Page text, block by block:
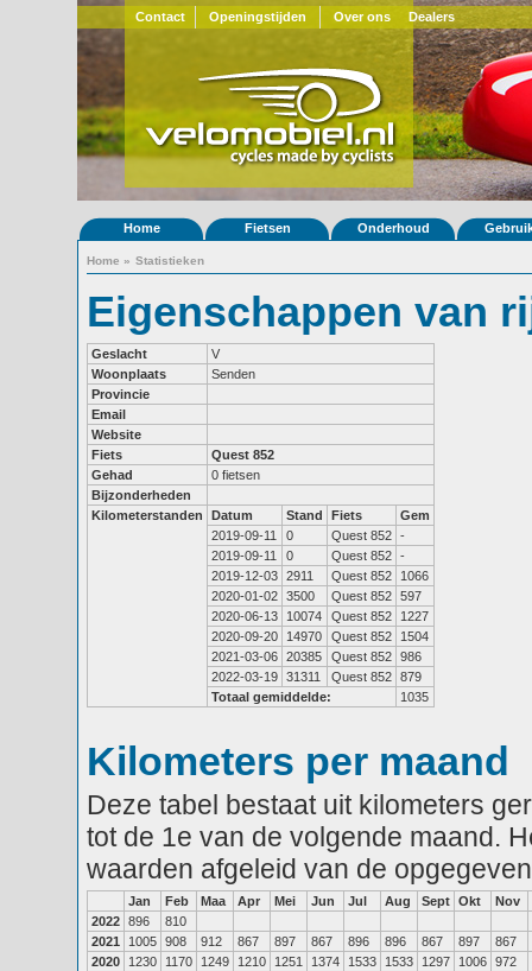
Contact Openingstijden Over ons Dealers
Home Fietsen Onderhoud
Home » Statistieken
Eigenschappen van
Geslacht
V
Woonplaats
Senden
Provincie
Email
Website
Fiets
Quest 852
Gehad
0 fietsen
Bijzonderheden
Kilometerstanden
Datum Stand Fiets
Gem
2019-09-11
0 Quest 852 -
2019-09-11
0 Quest 852 -
2019-12-03 2911 Quest 852
1066
2020-01-02 3500 Quest 852 597
2020-06-13
10074 Quest 852
1227
2020-09-20
14970 Quest 852
1504
2021-03-06 20385 Quest 852 986
2022-03-19 31311 Quest 852 879
Totaal gemiddelde:
1035
Kilometers per maand
Deze tabel bestaat uit kilometers
tot de 1e van de volgende maand.
waarden afgeleid van de
Jan Feb Maa Apr Mei Jun Jul Aug Sept Okt
Nov
2022 896
810
2021
1005 908 912 867 897 867 896 896 867 897
867
2020
1230 1170 1249 1210 1251 1374 1533 1533 1297 1006 972